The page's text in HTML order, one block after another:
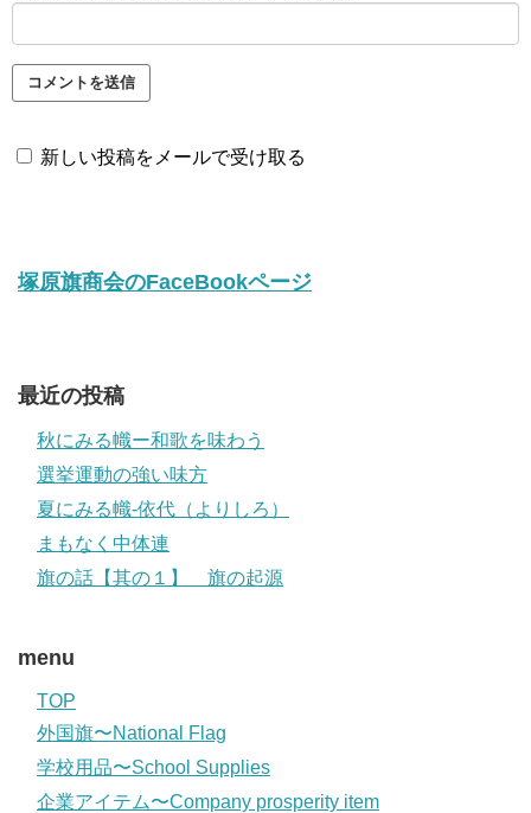
新しい投稿をメールで受け取る
塚原旗商会のFaceBookページ
最近の投稿
秋にみる幟ー和歌を味わう
選挙運動の強い味方
夏にみる幟-依代（よりしろ）
まもなく中体連
旗の話【其の１】 旗の起源
menu
TOP
外国旗〜National Flag
学校用品〜School Supplies
企業アイテム〜Company prosperity item